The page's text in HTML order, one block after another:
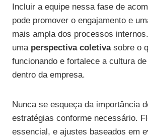
Incluir a equipe nessa fase de
pode promover o engajamento e
mais ampla dos processos
uma perspectiva coletivasobre o
funcionando e fortalece a cultura
dentro da empresa.
Nunca se esqueça da importância
estratégias conforme necessário.
essencial, e ajustes baseados em